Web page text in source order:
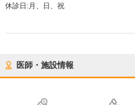
休診日: 月、日、祝
医師・施設情報